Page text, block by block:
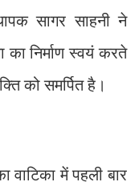
सागर साहनी ने
का निर्माण स्वयं करते
को समर्पित है।
वाटिका में पहली बार